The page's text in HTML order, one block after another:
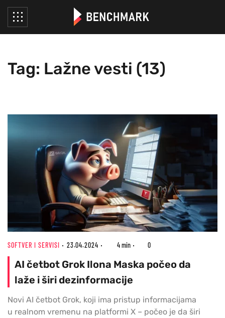
Tag: Lažne vesti (13)
SOFTVER I SERVISI 23.04.2024 4 min 0
AI četbot Grok Ilona Maska počeo da
laže i širi dezinformacije
Novi AI četbot Grok, koji ima pristup informacijama
u realnom vremenu na platformi X – počeo je da širi